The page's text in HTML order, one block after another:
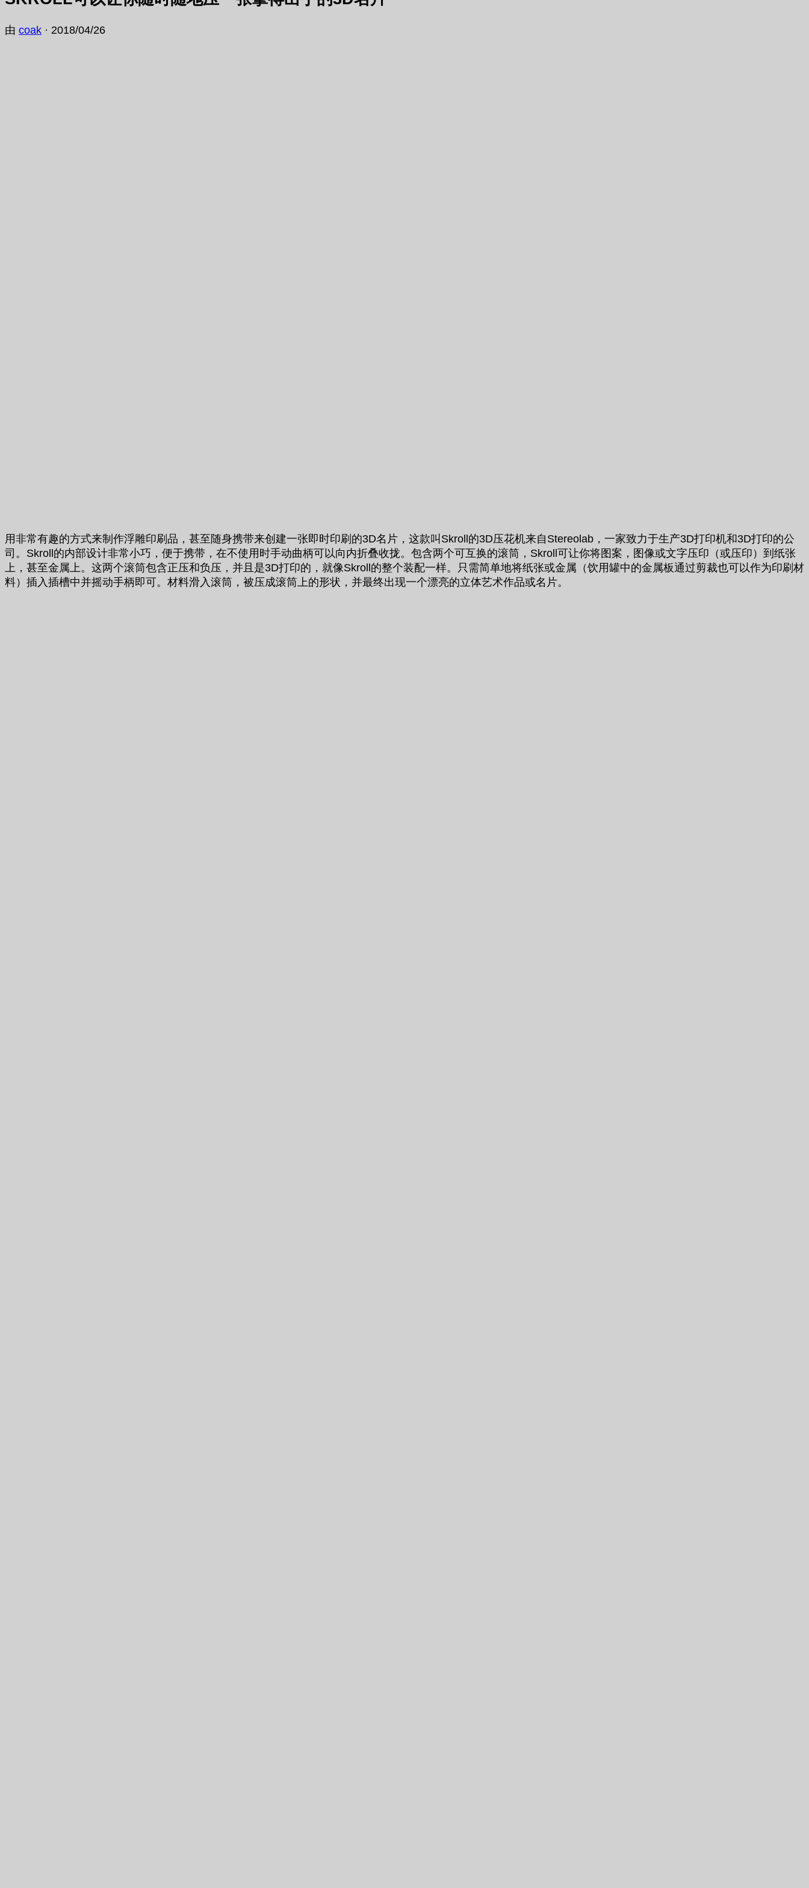
由 coak · 2018/04/26
用非常有趣的方式来制作浮雕印刷品，甚至随身携带来创建一张即时印刷的3D名片，这款叫Skroll的3D压花机来自Stereolab，一家致力于生产3D打印机和3D打印的公
司。Skroll的内部设计非常小巧，便于携带，在不使用时手动曲柄可以向内折叠收拢。包含两个可互换的滚筒，Skroll可让你将图案，图像或文字压印（或压印）到纸张
上，甚至金属上。这两个滚筒包含正压和负压，并且是3D打印的，就像Skroll的整个装配一样。只需简单地将纸张或金属（饮用罐中的金属板通过剪裁也可以作为印刷材
料）插入插槽中并摇动手柄即可。材料滑入滚筒，被压成滚筒上的形状，并最终出现一个漂亮的立体艺术作品或名片。